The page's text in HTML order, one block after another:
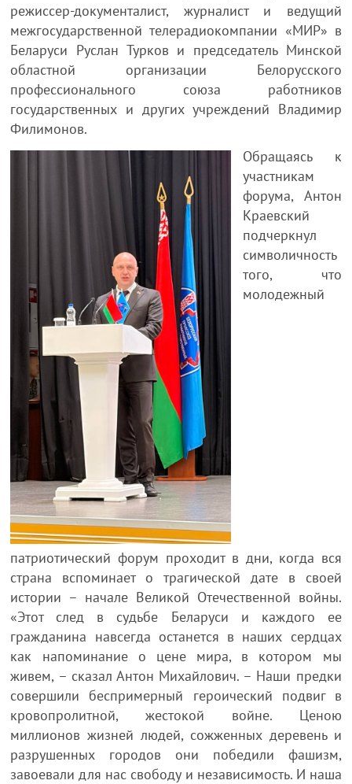
режиссер-документалист, журналист и ведущий
межгосударственной телерадиокомпании «МИР» в
Беларуси Руслан Турков и председатель Минской
областной организации Белорусского
профессионального союза работников
государственных и других учреждений Владимир
Филимонов.
Обращаясь к
участникам
форума, Антон
Краевский
подчеркнул
символичность
того, что
молодежный
патриотический форум проходит в дни, когда вся
страна вспоминает о трагической дате в своей
истории – начале Великой Отечественной войны.
«Этот след в судьбе Беларуси и каждого ее
гражданина навсегда останется в наших сердцах
как напоминание о цене мира, в котором мы
живем, – сказал Антон Михайлович. – Наши предки
совершили беспримерный героический подвиг в
кровопролитной, жестокой войне. Ценою
миллионов жизней людей, сожженных деревень и
разрушенных городов они победили фашизм,
завоевали для нас свободу и независимость. И наша